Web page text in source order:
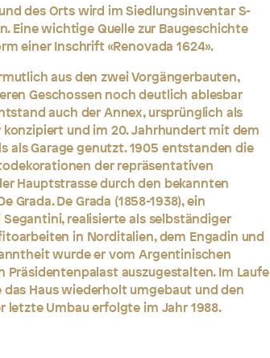
des Orts wird im Siedlungsinventar S-
Eine wichtige Quelle zur Baugeschichte
einer Inschrift «Renovada 1624».
aus den zwei Vorgängerbauten,
Geschossen noch deutlich ablesbar
auch der Annex, ursprünglich als
und im 20. Jahrhundert mit dem
als Garage genutzt. 1905 entstanden die
der repräsentativen
Hauptstrasse durch den bekannten
Grada. De Grada (1858-1938), ein
realisierte als selbständiger
in Norditalien, dem Engadin und
wurde er vom Argentinischen
Präsidentenpalast auszugestalten. Im Laufe
Haus wiederholt umgebaut und den
letzte Umbau erfolgte im Jahr 1988.